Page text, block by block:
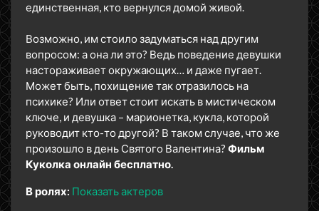
единственная, кто вернулся домой живой.
Возможно, им стоило задуматься над другим
вопросом: а она ли это? Ведь поведение девушки
настораживает окружающих… и даже пугает.
Может быть, похищение так отразилось на
психике? Или ответ стоит искать в мистическом
ключе, и девушка – марионетка, кукла, которой
руководит кто-то другой? В таком случае, что же
произошло в день Святого Валентина? Фильм
Куколка онлайн бесплатно.
В ролях: Показать актеров